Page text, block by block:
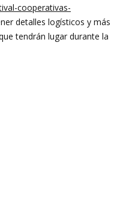
cooperativas-
detalles logísticos y más
tendrán lugar durante la